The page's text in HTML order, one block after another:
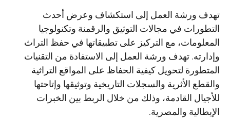
تهدف ورشة العمل إلى استكشاف وعرض أحدث
التطورات في مجالات التوثيق والرقمنة وتكنولوجيا
المعلومات، مع التركيز على تطبيقاتها في حفظ التراث
وإدارته. تهدف ورشة العمل إلى الاستفادة من التقنيات
المتطورة لتحويل كيفية الحفاظ على المواقع التراثية
والقطع الأثرية والسجلات التاريخية وتوثيقها وإتاحتها
للأجيال القادمة، وذلك من خلال الربط بين الخبرات
الإيطالية والمصرية.